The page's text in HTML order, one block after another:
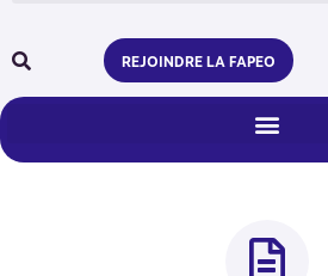
REJOINDRE LA FAPEO